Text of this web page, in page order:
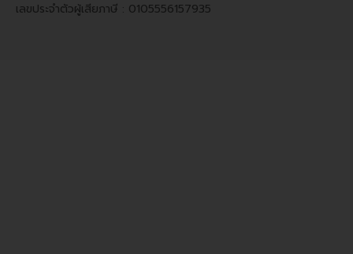
เลขประจำตัวผู้เสียภาษี : 0105556157935